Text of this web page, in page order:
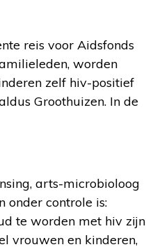
reis voor Aidsfonds
worden
zelf hiv-positief
Groothuizen. In de
arts-microbioloog
onder controle is:
te worden met hiv zijn
vrouwen en kinderen,